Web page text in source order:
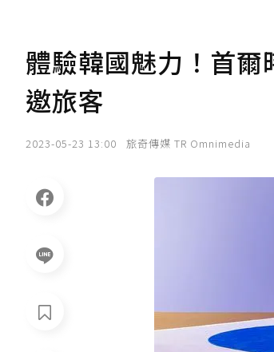
體驗韓國魅力！首
邀旅客
2023-05-23 13:00 旅奇傳媒 TR Omnimedia